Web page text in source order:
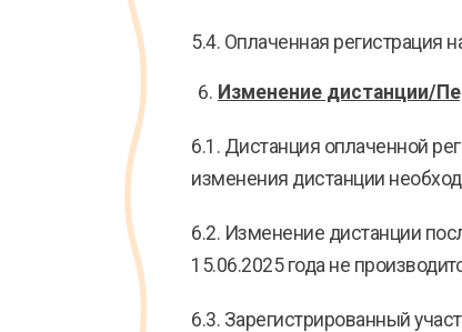
5.4. Оплаченная регистрация
Изменение дистанции/
6.1. Дистанция оплаченной
изменения дистанции
6.2. Изменение дистанции
15.06.2025 года не
6.3. Зарегистрированный